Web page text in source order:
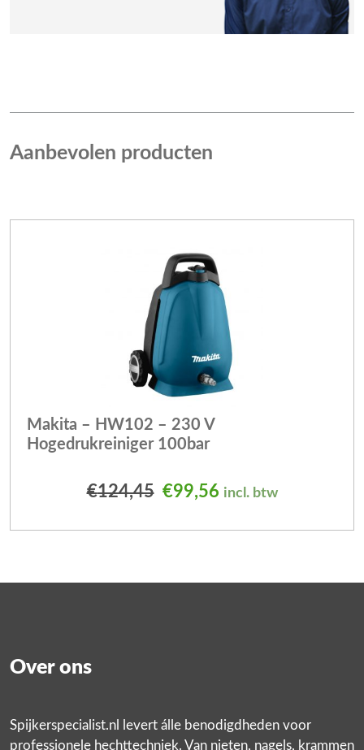
Aanbevolen producten
Makita – HW102 – 230 V
Hogedrukreiniger 100bar
€124,45 Oorspronkelijke prijs
€99,56Huidige prijs is:
incl. btw
Over ons
Spijkerspecialist.nl levert álle benodigdheden voor
professionele hechttechniek. Van nieten, nagels, krammen